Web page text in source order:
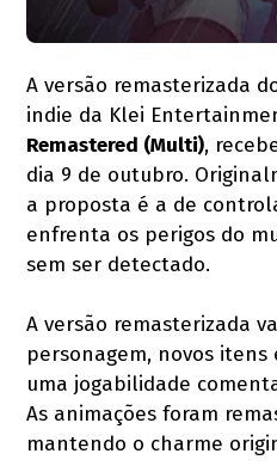
A versão remasterizada
indie da Klei
Remastered (Multi),
dia 9 de outubro.
a proposta é a de
enfrenta os perigos do
sem ser detectado.
A versão remasterizada
personagem, novos
uma jogabilidade
As animações foram
mantendo o charme